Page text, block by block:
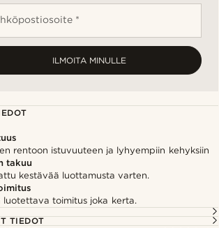
*
ILMOITA MINULLE
rentoon istuvuuteen ja lyhyempiin kehyksiin
takuu
kestävää luottamusta varten.
luotettava toimitus joka kerta.
TIEDOT